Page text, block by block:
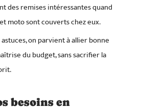
des remises intéressantes quand
moto sont couverts chez eux.
on parvient à allier bonne
du budget, sans sacrifier la
besoins en